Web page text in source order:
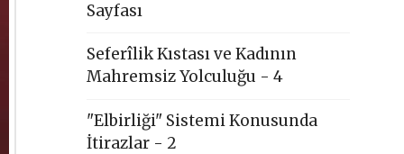
Sayfası
Seferîlik Kıstası ve Kadının
Mahremsiz Yolculuğu - 4
"Elbirliği" Sistemi Konusunda
İtirazlar - 2